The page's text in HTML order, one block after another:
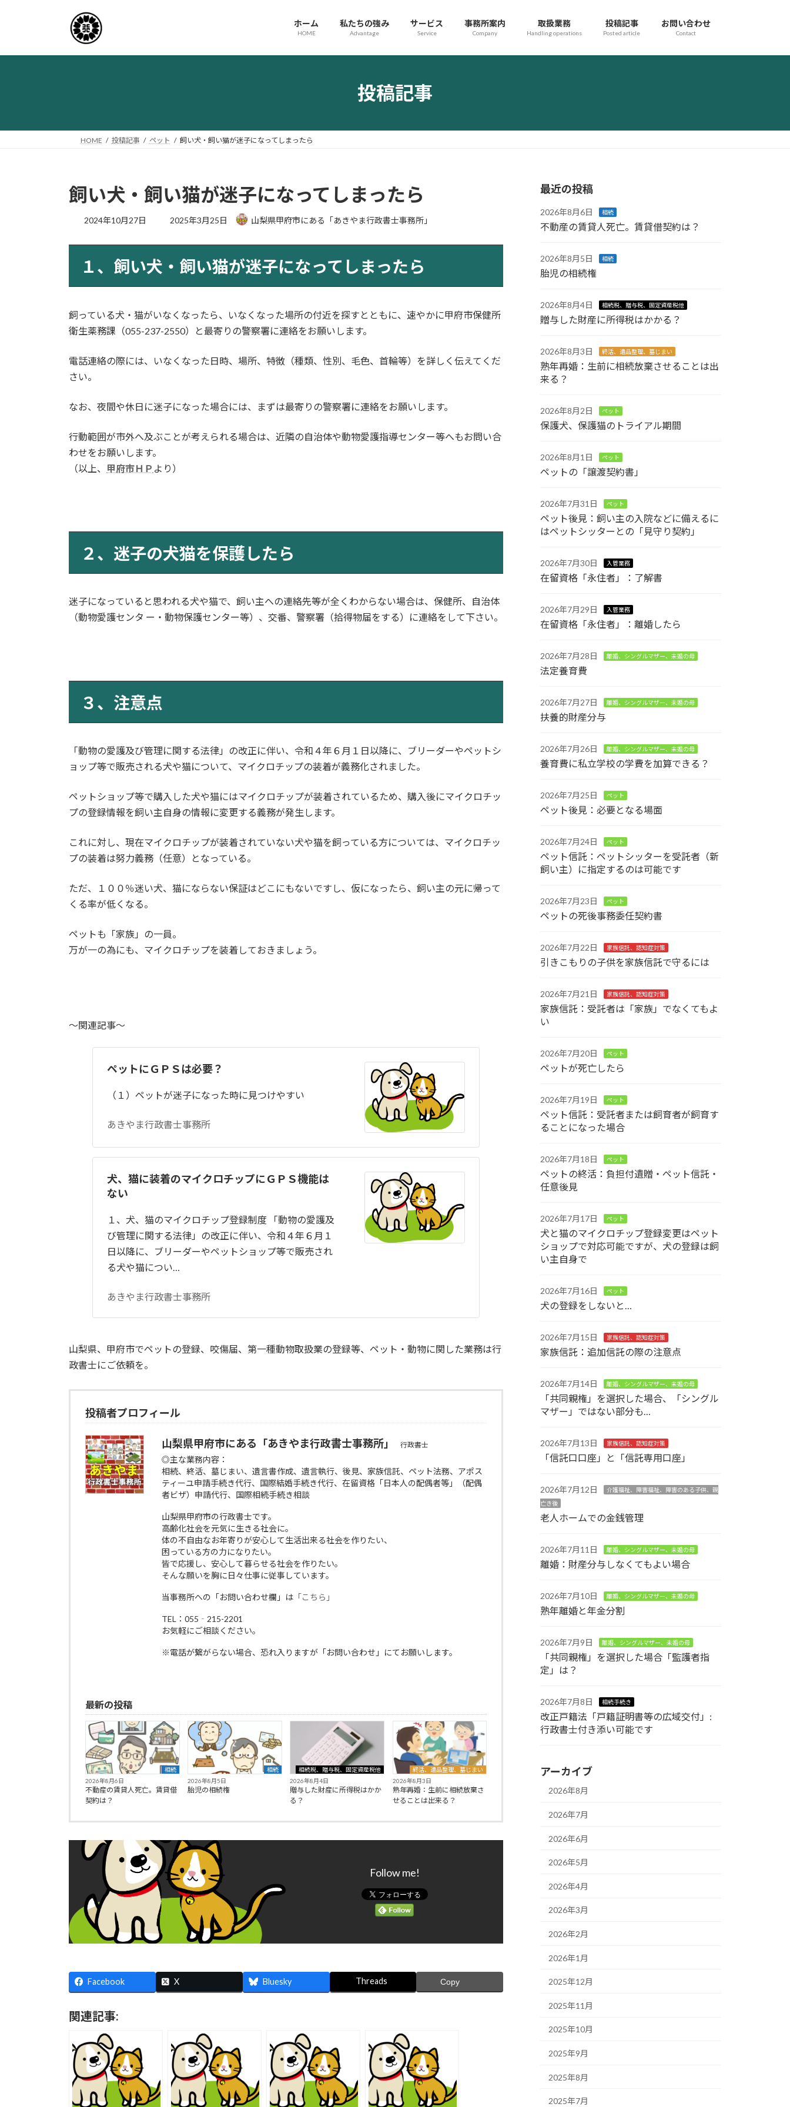
プ
動
ホーム
HOME
私たちの強み
Advantage
サービス
Service
事務所案内
Company
取扱業務
Handling operations
投稿記事
Posted article
お問い合わせ
Contact
投稿記事
HOME 投稿記事 ペット 飼い犬・飼い猫が迷子になってしまったら
飼い犬・飼い猫が迷子になってしまったら
2024年10月27日
最
日
:
2025年3月25日 山梨県甲府市にある「あきやま行政書士事務所」
１、飼い犬・飼い猫が迷子になってしまったら
飼っている犬・猫がいなくなったら、いなくなった場所の付近を探すとともに、速やかに甲府市保健所
衛生薬務課（055-237-2550）と最寄りの警察署に連絡をお願いします。
電話連絡の際には、いなくなった日時、場所、特徴（種類、性別、毛色、首輪等）を詳しく伝えてくだ
さい。
なお、夜間や休日に迷子になった場合には、まずは最寄りの警察署に連絡をお願いします。
行動範囲が市外へ及ぶことが考えられる場合は、近隣の自治体や動物愛護指導センター等へもお問い合
わせをお願いします。
（以上、
甲府市ＨＰ より）
２、迷子の犬猫を保護したら
迷子になっていると思われる犬や猫で、飼い主への連絡先等が全くわからない場合は、保健所、自治体
（動物愛護センタ ー・動物保護センター等）、交番、警察署（拾得物届をする）に連絡をして下さい。
３、注意点
「動物の愛護及び管理に関する法律」の改正に伴い、令和４年６月１日以降に、ブリーダーやペットシ
ョップ等で販売される犬や猫について、マイクロチップの装着が義務化されました。
ペットショップ等で購入した犬や猫にはマイクロチップが装着されているため、購入後にマイクロチッ
プの登録情報を飼い主自身の情報に変更する義務が発生します。
これに対し、現在マイクロチップが装着されていない犬や猫を飼っている方については、マイクロチッ
プの装着は努力義務（任意）となっている。
ただ、１００％迷い犬、猫にならない保証はどこにもないですし、仮になったら、飼い主の元に帰って
くる率が低くなる。
ペットも「家族」の一員。
万が一の為にも、マイクロチップを装着しておきましょう。
～関連記事～
ペットにＧＰＳは必要？
（１）ペットが迷子になった時に見つけやすい
あきやま行政書士事務所
犬、猫に装着のマイクロチップにＧＰＳ機能は
ない
１、犬、猫のマイクロチップ登録制度 「動物の愛護及
び管理に関する法律」の改正に伴い、令和４年６月１
日以降に、ブリーダーやペットショップ等で販売され
る犬や猫につい…
あきやま行政書士事務所
山梨県、甲府市でペットの登録、咬傷届、第一種動物取扱業の登録等、ペット・動物に関した業務は行
政書士にご依頼を。
投稿者プロフィール
山梨県甲府市にある「あきやま行政書士事務所」 行政書士
◎主な業務内容：
相続、終活、墓じまい、遺言書作成、遺言執行、後見、家族信託、ペット法務、アポス
ティーユ申請手続き代行、国際結婚手続き代行、在留資格「日本人の配偶者等」（配偶
者ビザ）申請代行、国際相続手続き相談
山梨県甲府市の行政書士です。
高齢化社会を元気に生きる社会に。
体の不自由なお年寄りが安心して生活出来る社会を作りたい、
困っている方の力になりたい。
皆で応援し、安心して暮らせる社会を作りたい。
そんな願いを胸に日々仕事に従事しています。
当事務所への「お問い合わせ欄」は 「こちら」
TEL：055‐215-2201
お気軽にご相談ください。
※電話が繋がらない場合、恐れ入りますが「お問い合わせ」にてお願いします。
最新の投稿
相続
2026年8月6日
不動産の賃貸人死亡。賃貸借
契約は？
相続
2026年8月5日
胎児の相続権
相続税、贈与税、固定資産税他
2026年8月4日
贈与した財産に所得税はかか
る？
終活、遺品整理、墓じまい
2026年8月3日
熟年再婚：生前に相続放棄さ
せることは出来る？
Follow me!
Facebook X Bluesky Threads Copy
関連記事:
最近の投稿
2026年8月6日 相続
不動産の賃貸人死亡。賃貸借契約は？
2026年8月5日 相続
胎児の相続権
2026年8月4日 相続税、贈与税、固定資産税他
贈与した財産に所得税はかかる？
2026年8月3日 終活、遺品整理、墓じまい
熟年再婚：生前に相続放棄させることは出
来る？
2026年8月2日 ペット
保護犬、保護猫のトライアル期間
2026年8月1日 ペット
ペットの「譲渡契約書」
2026年7月31日 ペット
ペット後見：飼い主の入院などに備えるに
はペットシッターとの「見守り契約」
2026年7月30日 入管業務
在留資格「永住者」：了解書
2026年7月29日 入管業務
在留資格「永住者」：離婚したら
2026年7月28日 離婚、シングルマザー、未婚の母
法定養育費
2026年7月27日 離婚、シングルマザー、未婚の母
扶養的財産分与
2026年7月26日 離婚、シングルマザー、未婚の母
養育費に私立学校の学費を加算できる？
2026年7月25日 ペット
ペット後見：必要となる場面
2026年7月24日 ペット
ペット信託：ペットシッターを受託者（新
飼い主）に指定するのは可能です
2026年7月23日 ペット
ペットの死後事務委任契約書
2026年7月22日 家族信託、認知症対策
引きこもりの子供を家族信託で守るには
2026年7月21日 家族信託、認知症対策
家族信託：受託者は「家族」でなくてもよ
い
2026年7月20日 ペット
ペットが死亡したら
2026年7月19日 ペット
ペット信託：受託者または飼育者が飼育す
ることになった場合
2026年7月18日 ペット
ペットの終活：負担付遺贈・ペット信託・
任意後見
2026年7月17日 ペット
犬と猫のマイクロチップ登録変更はペット
ショップで対応可能ですが、犬の登録は飼
い主自身で
2026年7月16日 ペット
犬の登録をしないと…
2026年7月15日 家族信託、認知症対策
家族信託：追加信託の際の注意点
2026年7月14日 離婚、シングルマザー、未婚の母
「共同親権」を選択した場合、「シングル
マザー」ではない部分も…
2026年7月13日 家族信託、認知症対策
「信託口口座」と「信託専用口座」
2026年7月12日
介護福祉、障害福祉、障害のある子供、親
亡き後
老人ホームでの金銭管理
2026年7月11日 離婚、シングルマザー、未婚の母
離婚：財産分与しなくてもよい場合
2026年7月10日 離婚、シングルマザー、未婚の母
熟年離婚と年金分割
2026年7月9日 離婚、シングルマザー、未婚の母
「共同親権」を選択した場合「監護者指
定」は？
2026年7月8日 相続手続き
改正戸籍法「戸籍証明書等の広域交付」:
行政書士付き添い可能です
アーカイブ
2026年8月
2026年7月
2026年6月
2026年5月
2026年4月
2026年3月
2026年2月
2026年1月
2025年12月
2025年11月
2025年10月
2025年9月
2025年8月
2025年7月